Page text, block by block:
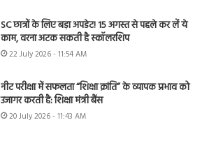
SC छात्रों के लिए बड़ा अपडेट! 15 अगस्त से पहले कर लें ये
काम, वरना अटक सकती है स्कॉलरशिप
22 July 2026 - 11:54 AM
नीट परीक्षा में सफलता “शिक्षा क्रांति” के व्यापक प्रभाव को
उजागर करती है: शिक्षा मंत्री बैंस
20 July 2026 - 11:43 AM